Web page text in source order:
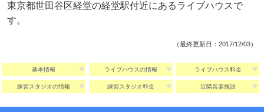
東京都世田谷区経堂の経堂駅付近にあるライブハウスで
す。
（最終更新日：2017/12/03）
基本情報 ライブハウスの情報 ライブハウス料金
練習スタジオの情報 練習スタジオ料金 近隣音楽施設